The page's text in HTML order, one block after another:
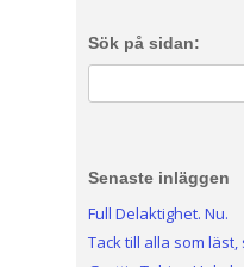
Sök på sidan:
Senaste inläggen
Full Delaktighet. Nu.
Tack till alla som